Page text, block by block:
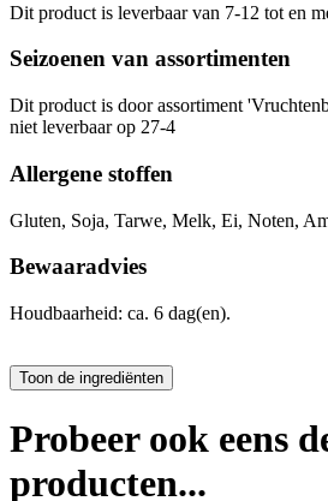
Dit product is leverbaar van 7-12 tot en
Seizoenen van assortimenten
Dit product is door assortiment
niet leverbaar op 27-4
Allergene stoffen
Gluten, Soja, Tarwe, Melk, Ei, Noten,
Bewaaradvies
Houdbaarheid: ca. 6 dag(en).
Probeer ook eens
producten...